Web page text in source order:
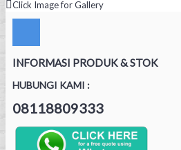
Click Image for Gallery
INFORMASI PRODUK & STOK
HUBUNGI KAMI :
08118809333